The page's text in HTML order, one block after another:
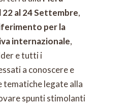
22 al 24 Settembre,
per la
internazionale,
e tutti i
a conoscere e
tematiche legate alla
spunti stimolanti